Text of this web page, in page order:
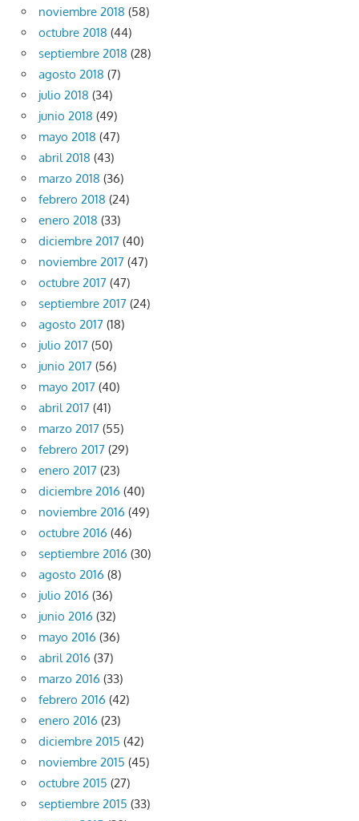
noviembre 2018 (58)
octubre 2018 (44)
septiembre 2018 (28)
agosto 2018 (7)
julio 2018 (34)
junio 2018 (49)
mayo 2018 (47)
abril 2018 (43)
marzo 2018 (36)
febrero 2018 (24)
enero 2018 (33)
diciembre 2017 (40)
noviembre 2017 (47)
octubre 2017 (47)
septiembre 2017 (24)
agosto 2017 (18)
julio 2017 (50)
junio 2017 (56)
mayo 2017 (40)
abril 2017 (41)
marzo 2017 (55)
febrero 2017 (29)
enero 2017 (23)
diciembre 2016 (40)
noviembre 2016 (49)
octubre 2016 (46)
septiembre 2016 (30)
agosto 2016 (8)
julio 2016 (36)
junio 2016 (32)
mayo 2016 (36)
abril 2016 (37)
marzo 2016 (33)
febrero 2016 (42)
enero 2016 (23)
diciembre 2015 (42)
noviembre 2015 (45)
octubre 2015 (27)
septiembre 2015 (33)